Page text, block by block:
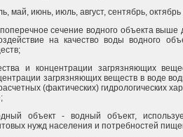
май, июнь, июль, август, сентябрь,
сечение водного объекта выше
на качество воды водного
и концентрации загрязняющих
загрязняющих веществ в воде
(фактических) гидрологических
объект - водный объект,
нужд населения и потребностей